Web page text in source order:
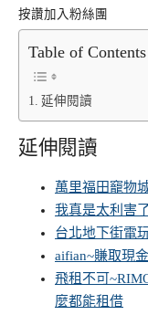
按讚加入粉絲團
Table of Contents
延伸閱讀
延伸閱讀
萬里福田竉物
我真是太利害了
台北地下街電
aifian~賺取現
飛租不可
麼都能租借